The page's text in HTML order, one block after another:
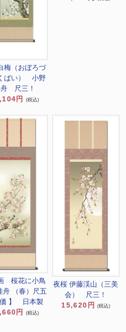
梅（おぼろづ
ばい） 小野
尺三！
円
(税込)
桜花に小鳥
舟 （春）尺五
価 】 日本製
円
(税込)
夜桜 伊藤渓山（三美
会） 尺三！
15,620円
(税込)